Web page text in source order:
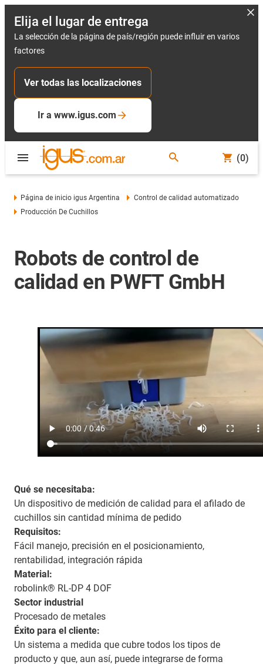
Elija el lugar de entrega
La selección de la página de país/región puede influir en varios
factores
Ver todas las localizaciones
Ir a www.igus.com
(0)
Página de inicio igus Argentina
Control de calidad automatizado
Producción De Cuchillos
Robots de control de
calidad en PWFT GmbH
Qué se necesitaba:
Un dispositivo de medición de calidad para el afilado de
cuchillos sin cantidad mínima de pedido
Requisitos:
Fácil manejo, precisión en el posicionamiento,
rentabilidad, integración rápida
Material:
robolink® RL-DP 4 DOF
Sector industrial
Procesado de metales
Éxito para el cliente:
Un sistema a medida que cubre todos los tipos de
producto y que, aun así, puede integrarse de forma